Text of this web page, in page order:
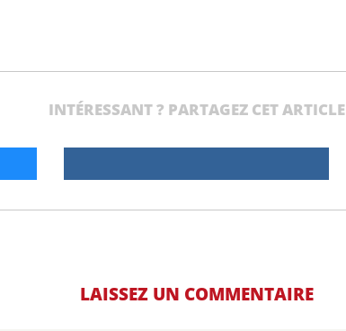
INTÉRESSANT ? PARTAGEZ CET ARTICLE
LAISSEZ UN COMMENTAIRE